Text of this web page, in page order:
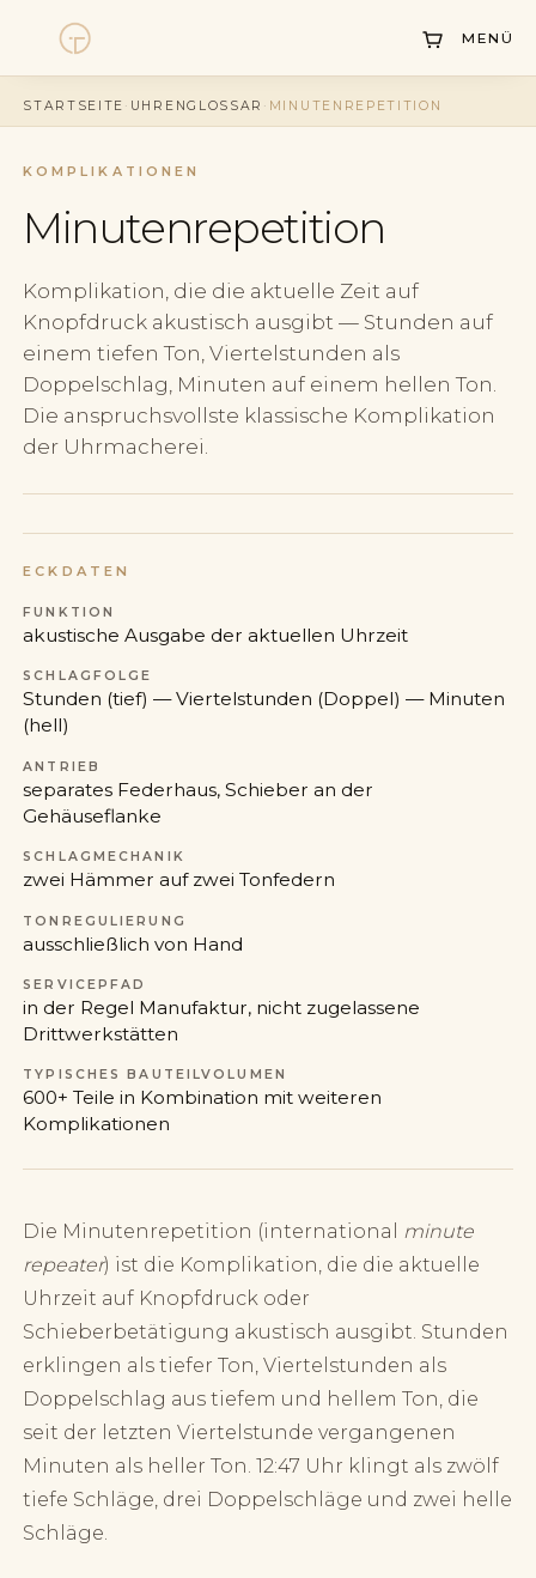
MENÜ
Uhren
Kollektionen
Uhrenankauf
Service
Geschichte
Horology Hub
Kontakt
STARTSEITE · UHRENGLOSSAR · MINUTENREPETITION
KOMPLIKATIONEN
Minutenrepetition
Komplikation, die die aktuelle Zeit auf
Knopfdruck akustisch ausgibt — Stunden auf
einem tiefen Ton, Viertelstunden als
Doppelschlag, Minuten auf einem hellen Ton.
Die anspruchsvollste klassische Komplikation
der Uhrmacherei.
ECKDATEN
FUNKTION
akustische Ausgabe der aktuellen Uhrzeit
SCHLAGFOLGE
Stunden (tief) — Viertelstunden (Doppel) — Minuten
(hell)
ANTRIEB
separates Federhaus, Schieber an der
Gehäuseflanke
SCHLAGMECHANIK
zwei Hämmer auf zwei Tonfedern
TONREGULIERUNG
ausschließlich von Hand
SERVICEPFAD
in der Regel Manufaktur, nicht zugelassene
Drittwerkstätten
TYPISCHES BAUTEILVOLUMEN
600+ Teile in Kombination mit weiteren
Komplikationen
Die Minutenrepetition (international minute
repeater) ist die Komplikation, die die aktuelle
Uhrzeit auf Knopfdruck oder
Schieberbetätigung akustisch ausgibt. Stunden
erklingen als tiefer Ton, Viertelstunden als
Doppelschlag aus tiefem und hellem Ton, die
seit der letzten Viertelstunde vergangenen
Minuten als heller Ton. 12:47 Uhr klingt als zwölf
tiefe Schläge, drei Doppelschläge und zwei helle
Schläge.